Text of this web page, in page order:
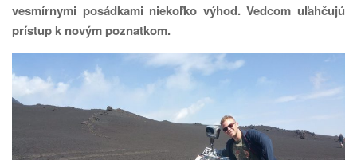
vesmírnymi posádkami niekoľko výhod. Vedcom uľahčujú
prístup k novým poznatkom.